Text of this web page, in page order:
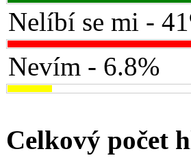
Nelíbí se mi -
Nevím - 6.8%
Celkový počet